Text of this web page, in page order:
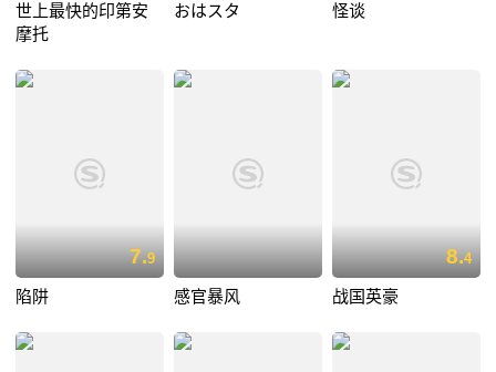
世上最快的印第安
摩托
おはスタ 怪谈
7.9
陷阱 感官暴风
8.4
战国英豪